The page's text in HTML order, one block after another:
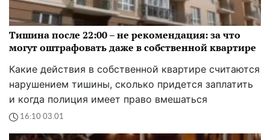
Тишина после 22:00 – не рекомендация: за что
могут оштрафовать даже в собственной квартире
Какие действия в собственной квартире считаются
нарушением тишины, сколько придется заплатить
и когда полиция имеет право вмешаться
16:10 03.01